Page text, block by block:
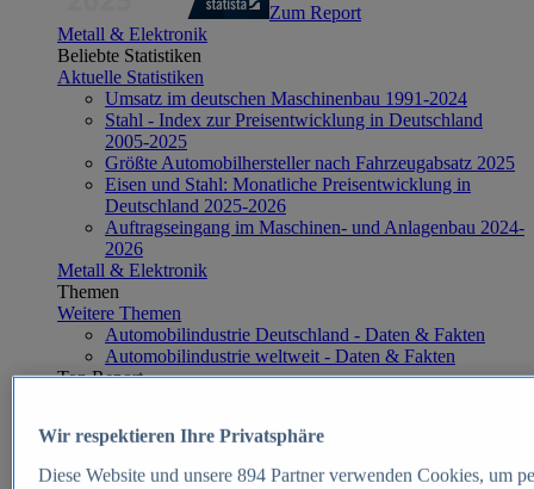
Zum Report
Metall & Elektronik
Beliebte Statistiken
Aktuelle Statistiken
Umsatz im deutschen Maschinenbau 1991-2024
Stahl - Index zur Preisentwicklung in Deutschland
2005-2025
Größte Automobilhersteller nach Fahrzeugabsatz 2025
Eisen und Stahl: Monatliche Preisentwicklung in
Deutschland 2025-2026
Auftragseingang im Maschinen- und Anlagenbau 2024-
2026
Metall & Elektronik
Themen
Weitere Themen
Automobilindustrie Deutschland - Daten & Fakten
Automobilindustrie weltweit - Daten & Fakten
Top Report
Wir respektieren Ihre Privatsphäre
Diese Website und unsere 894Partner verwenden Cookies, um